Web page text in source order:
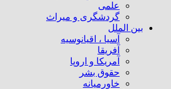
علمی
گردشگری و میراث
بین الملل
آسیا ، اقیانوسیه
آفریقا
آمریکا و اروپا
حقوق بشر
خاورمیانه